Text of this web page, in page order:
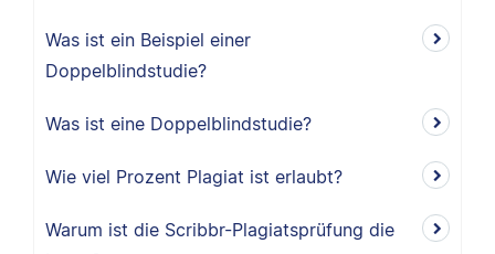
Was ist ein Beispiel einer
Doppelblindstudie?
Was ist eine Doppelblindstudie?
Wie viel Prozent Plagiat ist erlaubt?
Warum ist die Scribbr-Plagiatsprüfung die